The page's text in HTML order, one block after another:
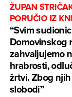
ŽUPAN
PORUČIO IZ
“Svim
Domovinskog
zahvaljujemo
hrabrosti,
žrtvi. Zbog
slobodi”